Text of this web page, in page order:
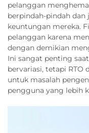
pelanggan
berpindah-pindah
keuntungan mereka.
pelanggan karena
dengan demikian
Ini sangat penting
bervariasi, tetapi RTO
untuk masalah
pengguna yang lebih